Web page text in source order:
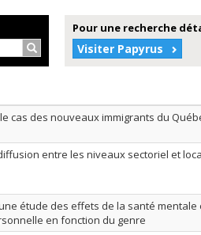
Rechercher…
Pour une recherche
Visiter Papyrus
cas des nouveaux immigrants du
entre les niveaux sectoriel et
étude des effets de la santé mentale
en fonction du genre